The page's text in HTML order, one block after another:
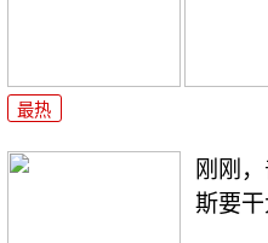
最热
刚刚
斯要干